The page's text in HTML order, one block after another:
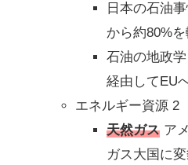
日本の石油
から約80%を
石油の地政
経由してEU
エネルギー資源 2
天然ガス ア
ガス大国に